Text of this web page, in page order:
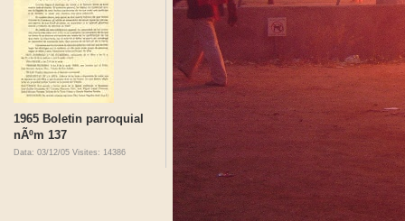
1965 Boletin parroquial
nÃºm 137
Data: 03/12/05 Visites: 14386